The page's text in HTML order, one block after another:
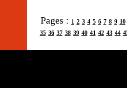
Pages : 1 2 3 4 5 6 7 8 9 10
35 36 37 38 39 40 41 42 43 44